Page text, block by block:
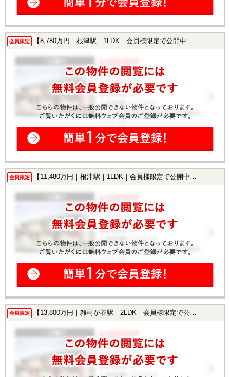
会員限定 【8,780万円｜根津駅｜1LDK｜会員様限定で公開中！】
会員限定 【11,480万円｜根津駅｜1LDK｜会員様限定で公開中！】
会員限定 【13,800万円｜雑司が谷駅｜2LDK｜会員様限定で公開中！】